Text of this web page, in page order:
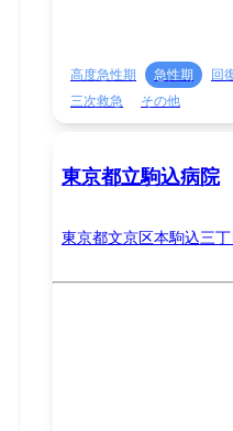
高度急性期 急性期 回
三次救急
その他
東京都立駒込病院
東京都文京区本駒込三